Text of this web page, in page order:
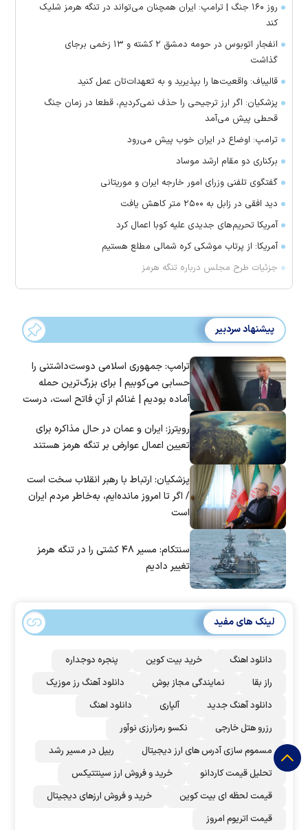
روز ۱۶۰ جنگ | ترامپ: ایران همچنان می‌تواند در تنگه هرمز شلیک
کند
انفجار اتوبوس در حومه دمشق ۲ کشته و ۱۳ زخمی برجای
گذاشت
قالیباف: واقعیت‌ها را بپذیرید و به تعهدات‌تان عمل کنید
پزشکیان: اگر ارز ترجیحی را حذف نمی‌کردیم، قطعا در زمان جنگ
قحطی پیش می‌آمد
ترامپ: اوضاع در ایران خوب پیش می‌رود
برکناری دو مقام ارشد موساد
گفتگوی تلفنی وزرای امور خارجه ایران و موریتانی
دید افقی در زابل به ۲۵۰۰ متر کاهش یافت
آمریکا تحریم‌های جدیدی علیه کوبا اعمال کرد
آمریکا: از پرتاب موشکی کره شمالی مطلع هستیم
جزئیات طرح مجلس درباره تنگه هرمز
پیشنهاد سردبیر
ترامپ: جمهوری اسلامی دوست‌داشتنی را
حسابی می‌کوبیم | برای بزرگ‌ترین حمله
آماده بودیم | غنائم از آنِ فاتح است، درست
رویترز: ایران و عمان در حال مذاکره برای
تعیین اعمال عوارض بر تنگه هرمز هستند
پزشکیان: ارتباط با رهبر انقلاب سخت است
/ اگر تا امروز مانده‌ایم، به‌خاطر مردم ایران
است
سنتکام: مسیر ۴۸ کشتی را در تنگه هرمز
تغییر دادیم
لینک های مفید
دانلود اهنگ خرید بیت کوین
پنجره دوجداره
راز بقا
نمایندگی مجاز بوش
دانلود آهنگ رز‌ موزیک
دانلود آهنگ جدید
آلپاری
دانلود اهنگ
رزرو هتل خارجی
نکسو رمزارزی نوآور
مسموم سازی آدرس های ارز دیجیتال
ریپل در مسیر رشد
تحلیل قیمت کاردانو
خرید و فروش ارز سینتتیکس
قیمت لحظه ای بیت کوین
خرید و فروش ارزهای دیجیتال
قیمت اتریوم امروز